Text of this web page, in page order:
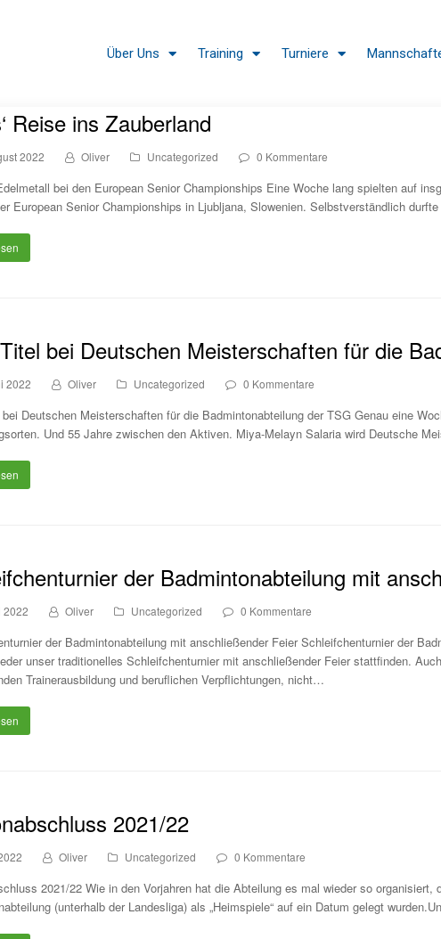
Über Uns Training Turniere
Reise ins Zauberland
2022 Oliver Uncategorized 0 Kommentare
bei den European Senior Championships Eine Woche lang spielten auf
European Senior Championships in Ljubljana, Slowenien. Selbstverständlich
bei Deutschen Meisterschaften für die
2022 Oliver Uncategorized 0 Kommentare
Deutschen Meisterschaften für die Badmintonabteilung der TSG Genau eine
Und 55 Jahre zwischen den Aktiven. Miya-Melayn Salaria wird Deutsche
der Badmintonabteilung mit
2022 Oliver Uncategorized 0 Kommentare
der Badmintonabteilung mit anschließender Feier Schleifchenturnier der
unser traditionelles Schleifchenturnier mit anschließender Feier stattfinden.
Trainerausbildung und beruflichen Verpflichtungen, nicht…
2021/22
Oliver Uncategorized 0 Kommentare
2021/22 Wie in den Vorjahren hat die Abteilung es mal wieder so
(unterhalb der Landesliga) als „Heimspiele“ auf ein Datum gelegt